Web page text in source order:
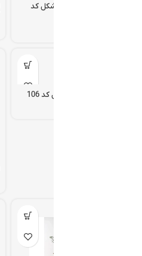
استند گلدان هرمی شکل کد
استند گلدان یو شکل کد 106